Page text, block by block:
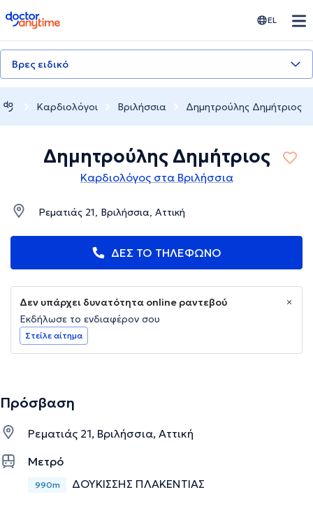
doctoranytime EL
Βρες ειδικό
Καρδιολόγοι Βριλήσσια Δημητρούλης Δημήτριος
Δημητρούλης Δημήτριος
Καρδιολόγος στα Βριλήσσια
Ρεματιάς 21, Βριλήσσια, Αττική
ΔΕΣ ΤΟ ΤΗΛΕΦΩΝΟ
Δεν υπάρχει δυνατότητα online ραντεβού
Εκδήλωσε το ενδιαφέρον σου
Στείλε αίτημα
Πρόσβαση
Ρεματιάς 21, Βριλήσσια, Αττική
Μετρό
990m ΔΟΥΚΙΣΣΗΣ ΠΛΑΚΕΝΤΙΑΣ